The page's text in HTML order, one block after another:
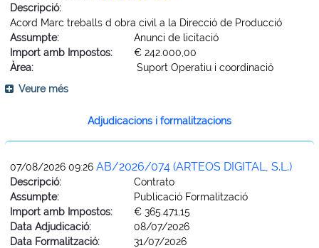
Descripció:
Acord Marc treballs d obra civil a la Direcció de Producció
Assumpte:
Anunci de licitació
Import amb Impostos:
€ 242.000,00
Àrea:
Suport Operatiu i coordinació
Veure més
Adjudicacions i formalitzacions
07/08/2026 09:26 AB/2026/074 (ARTEOS DIGITAL, S.L.)
Descripció:
Contrato
Assumpte:
Publicació Formalització
Import amb Impostos:
€ 365.471,15
Data Adjudicació:
08/07/2026
Data Formalització:
31/07/2026